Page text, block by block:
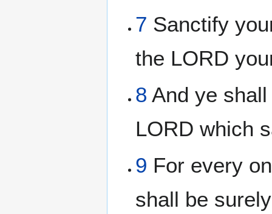
7 Sanctify
the LORD
8 And ye
LORD which
9 For every
shall be